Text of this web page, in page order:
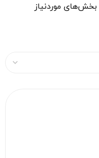
بخش‌های موردنیاز